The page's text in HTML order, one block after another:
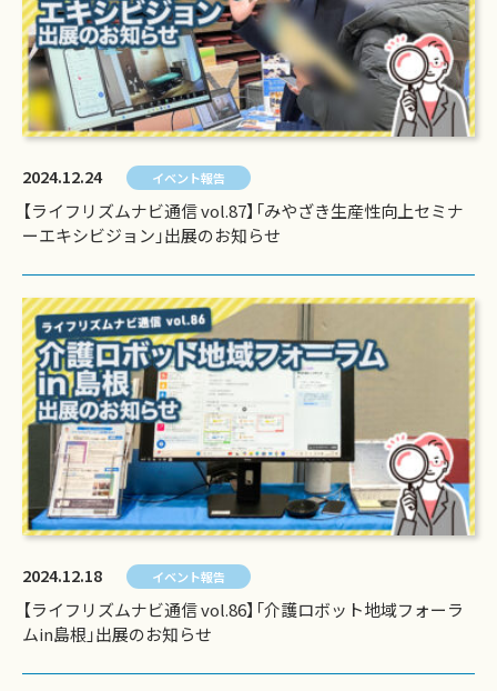
2024.12.24 イベント報告
【ライフリズムナビ通信 vol.87】「みやざき生産性向上セミナ
ーエキシビジョン」出展のお知らせ
2024.12.18 イベント報告
【ライフリズムナビ通信 vol.86】「介護ロボット地域フォーラ
ムin島根」出展のお知らせ